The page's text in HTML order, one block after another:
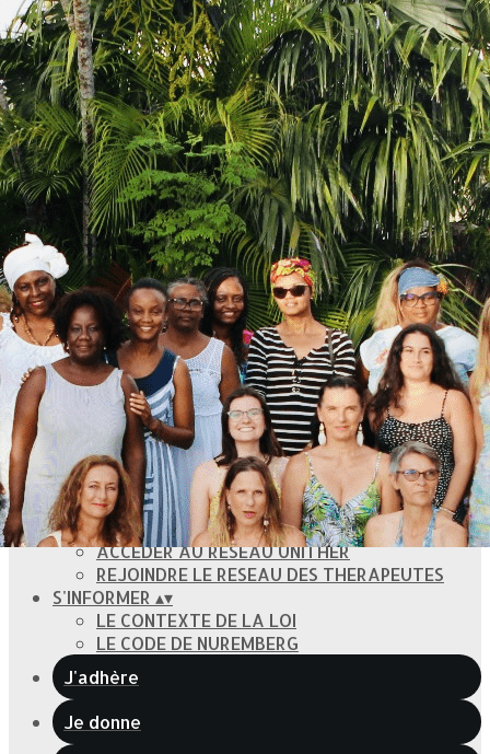
Exporter les lignes sélectionnées
Exporter toutes les colonnes
Exporter uniquement les colonnes affichées
Menu
Ajoutez un logo, un bouton, des réseaux sociaux
Cliquez pour éditer
ANSANM ANSANM ▴▾
L'ASSOCIATION
NOTRE HISTOIRE
NOTRE VISION
NOTRE EQUIPE
TEMOIGNAGES
NOUS CONTACTER
NOS ACTIONS▴▾
DEVELOPPER SON AUTONOMIE
SOINS BIEN-ËTRE SOLIDAIRES et TIRELIRES
ACCEDER AU RESEAU UNITHER
REJOINDRE LE RESEAU DES THERAPEUTES
S'INFORMER ▴▾
LE CONTEXTE DE LA LOI
LE CODE DE NUREMBERG
J'adhère
Je donne